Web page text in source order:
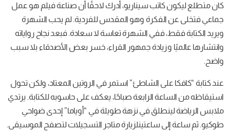
كاتب سيناريو، أدركلاحقًا أنصناعةفيلم هوعمل
الفكرةوهوالمقدسللفردية.لم يحبالشهرة
ففيالشهرة تعاسةلاسعادة.فبعدنجاح رواياته
جمهور القراء، خسر بعضالأصدقاءبلاسبب
الشاطئ ”استمرفي الروتين المعتاد، ولكنتحول
الرابعةصباحًا، يعكف على حاسوبهللكتابة. يرتدي
في نزهةطويلةفي“أوياما”إحدىضواحي
ساعتينلزيارةمتاجر التسجيلاتلتصفحالموسيقى.